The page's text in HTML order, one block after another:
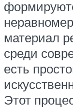
материал
среди
есть
Этот